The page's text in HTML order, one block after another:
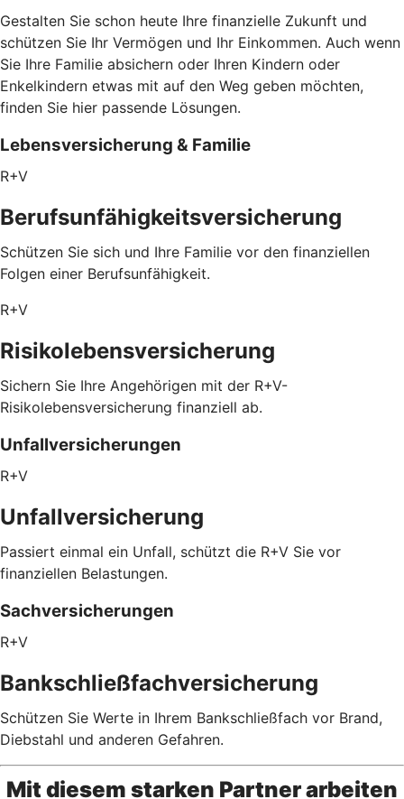
Gestalten Sie schon heute Ihre finanzielle Zukunft und
schützen Sie Ihr Vermögen und Ihr Einkommen. Auch wenn
Sie Ihre Familie absichern oder Ihren Kindern oder
Enkelkindern etwas mit auf den Weg geben möchten,
finden Sie hier passende Lösungen.
Lebensversicherung & Familie
R+V
Berufsunfähigkeitsversicherung
Schützen Sie sich und Ihre Familie vor den finanziellen
Folgen einer Berufsunfähigkeit.
R+V
Risikolebensversicherung
Sichern Sie Ihre Angehörigen mit der R+V-
Risikolebensversicherung finanziell ab.
Unfallversicherungen
R+V
Unfallversicherung
Passiert einmal ein Unfall, schützt die R+V Sie vor
finanziellen Belastungen.
Sachversicherungen
R+V
Bankschließfachversicherung
Schützen Sie Werte in Ihrem Bankschließfach vor Brand,
Diebstahl und anderen Gefahren.
Mit diesem starken Partner arbeiten